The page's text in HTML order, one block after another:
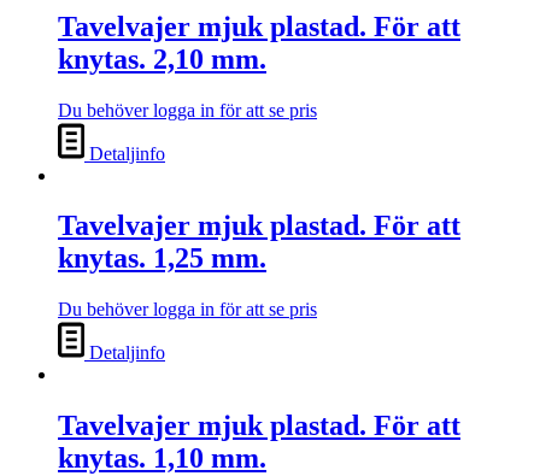
Tavelvajer mjuk plastad. För att
knytas. 2,10 mm.
Du behöver logga in för att se pris
Detaljinfo
Tavelvajer mjuk plastad. För att
knytas. 1,25 mm.
Du behöver logga in för att se pris
Detaljinfo
Tavelvajer mjuk plastad. För att
knytas. 1,10 mm.